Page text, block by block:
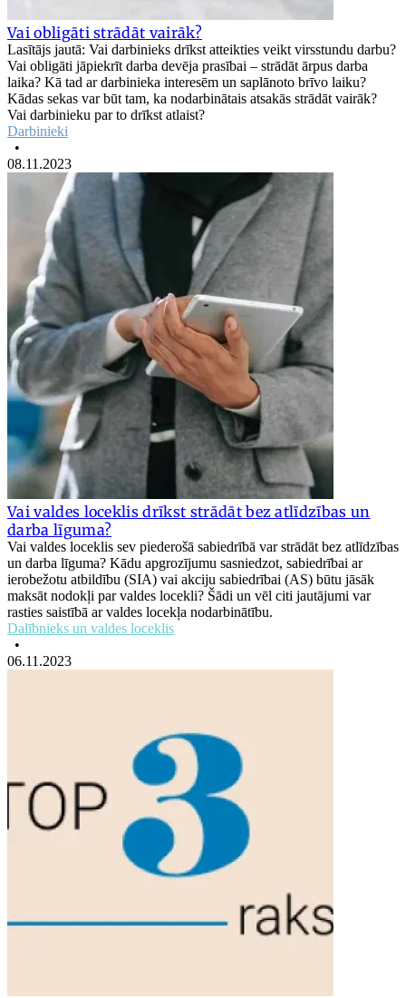
Vai obligāti strādāt vairāk?
Lasītājs jautā: Vai darbinieks drīkst atteikties veikt virsstundu darbu?
Vai obligāti jāpiekrīt darba devēja prasībai – strādāt ārpus darba
laika? Kā tad ar darbinieka interesēm un saplānoto brīvo laiku?
Kādas sekas var būt tam, ka nodarbinātais atsakās strādāt vairāk?
Vai darbinieku par to drīkst atlaist?
Darbinieki
•
08.11.2023
Vai valdes loceklis drīkst strādāt bez atlīdzības un
darba līguma?
Vai valdes loceklis sev piederošā sabiedrībā var strādāt bez atlīdzības
un darba līguma? Kādu apgrozījumu sasniedzot, sabiedrībai ar
ierobežotu atbildību (SIA) vai akciju sabiedrībai (AS) būtu jāsāk
maksāt nodokļi par valdes locekli? Šādi un vēl citi jautājumi var
rasties saistībā ar valdes locekļa nodarbinātību.
Dalībnieks un valdes loceklis
•
06.11.2023